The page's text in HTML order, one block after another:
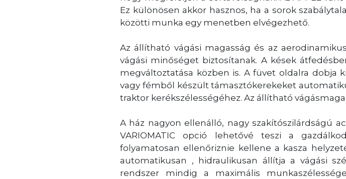
Ez különösen akkor hasznos, ha a sorok
közötti munka egy menetben elvégezhető.
Az állítható vágási magasság és az
vágási minőséget biztosítanak. A kések
megváltoztatása közben is. A füvet oldalra dobja
vagy fémből készült támasztókerekeket
traktor kerékszélességéhez. Az állítható
A ház nagyon ellenálló, nagy szakítószilárdságú
VARIOMATIC opció lehetővé teszi a
folyamatosan ellenőriznie kellene a kasza
automatikusan , hidraulikusan állítja a vágási
rendszer mindig a maximális